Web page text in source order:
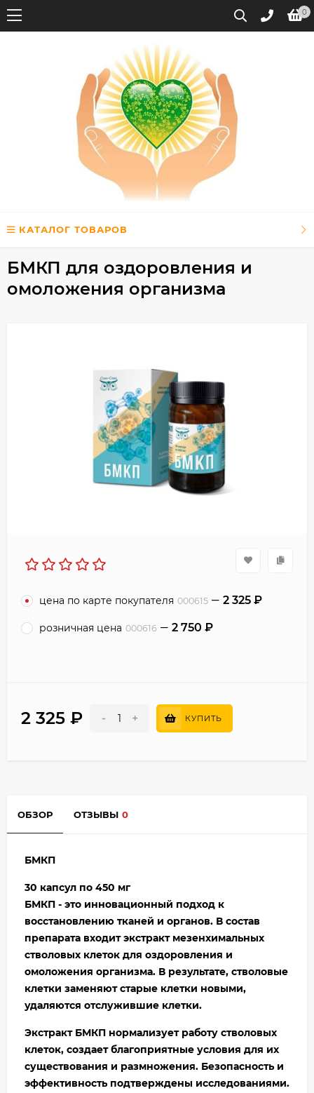
0
КАТАЛОГ ТОВАРОВ
БМКП для оздоровления и
омоложения организма
цена по карте покупателя 000615 2 325 ₽
розничная цена 000616 2 750 ₽
2 325 ₽ - + КУПИТЬ
ОБЗОР ОТЗЫВЫ 0
БМКП
30 капсул по 450 мг
БМКП - это инновационный подход к
восстановлению тканей и органов. В состав
препарата входит экстракт мезенхимальных
стволовых клеток для оздоровления и
омоложения организма. В результате, стволовые
клетки заменяют старые клетки новыми,
удаляются отслужившие клетки.
Экстракт БМКП нормализует работу стволовых
клеток, создает благоприятные условия для их
существования и размножения. Безопасность и
эффективность подтверждены исследованиями.